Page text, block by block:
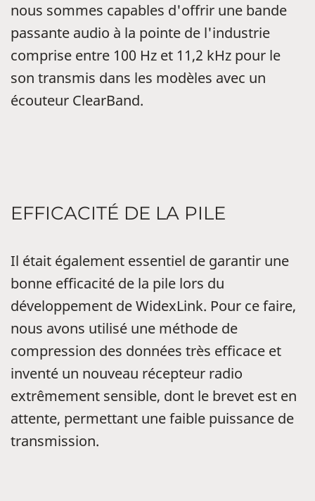
nous sommes capables d'offrir une bande
passante audio à la pointe de l'industrie
comprise entre 100 Hz et 11,2 kHz pour le
son transmis dans les modèles avec un
écouteur ClearBand.
EFFICACITÉ DE LA PILE
Il était également essentiel de garantir une
bonne efficacité de la pile lors du
développement de WidexLink. Pour ce faire,
nous avons utilisé une méthode de
compression des données très efficace et
inventé un nouveau récepteur radio
extrêmement sensible, dont le brevet est en
attente, permettant une faible puissance de
transmission.